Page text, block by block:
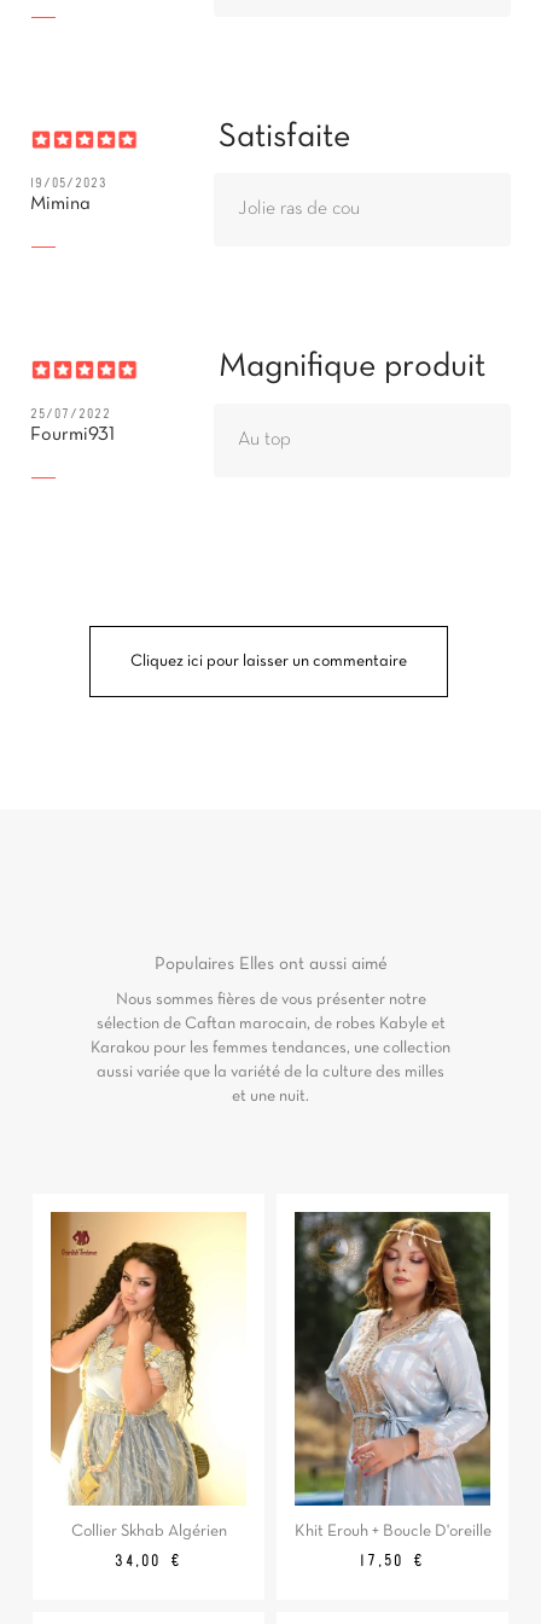
Cliquez ici pour laisser un commentaire
Satisfaite
19/05/2023
Mimina Jolie ras de cou
Magnifique produit
25/07/2022
Fourmi931 Au top
Populaires Elles ont aussi aimé
Nous sommes fières de vous présenter notre
sélection de Caftan marocain, de robes Kabyle et
Karakou pour les femmes tendances, une collection
aussi variée que la variété de la culture des milles
et une nuit.
Collier Skhab Algérien
Prix
34,00 €
Khit Erouh + Boucle D'oreille
Prix
17,50 €